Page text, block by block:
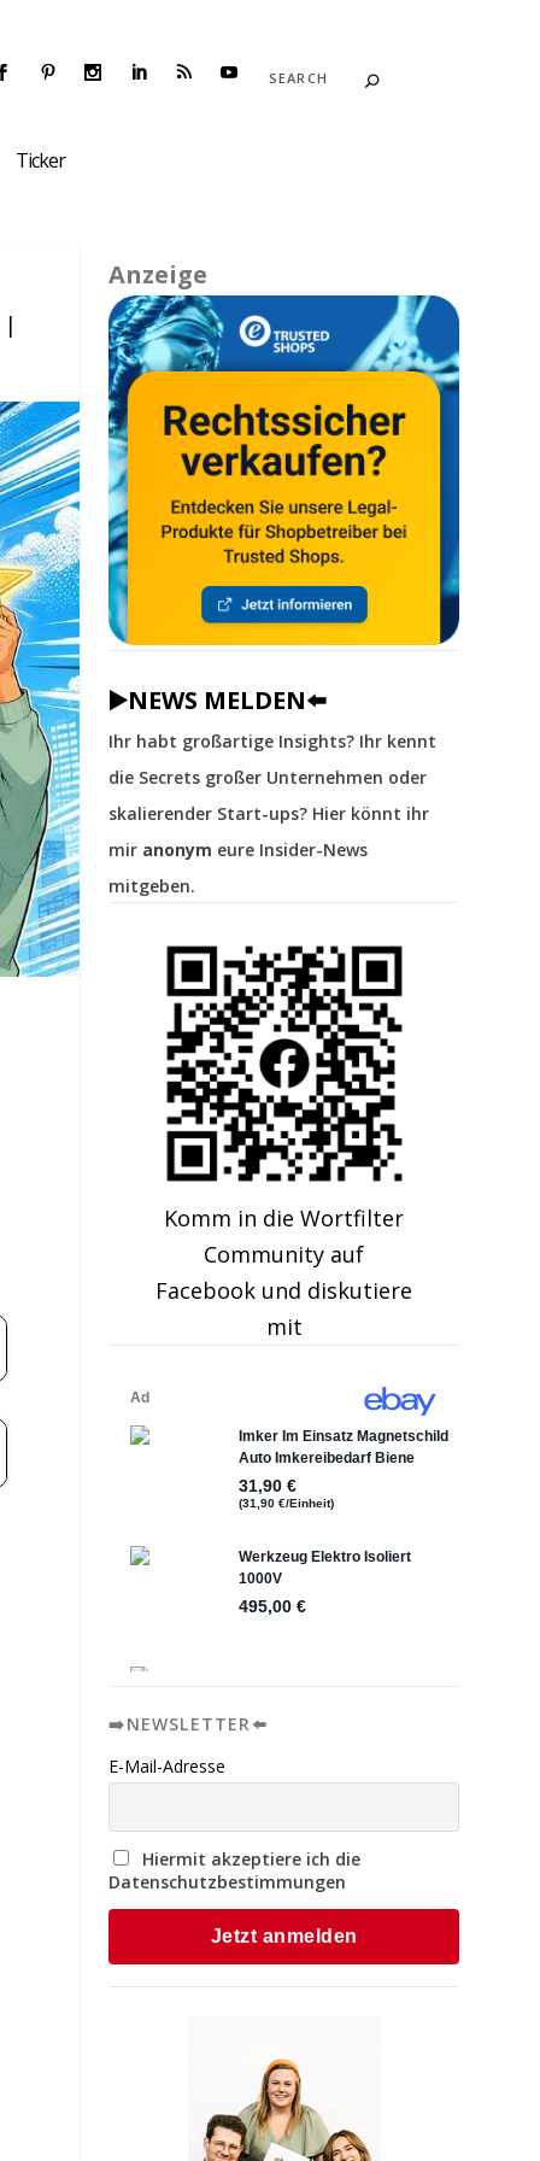
Ticker
Anzeige
▶️NEWS MELDEN⬅️
Ihr habt großartige Insights? Ihr kennt
die Secrets großer Unternehmen oder
skalierender Start-ups? Hier könnt ihr
mir anonym eure Insider-News
mitgeben.
Komm in die Wortfilter
Community auf
Facebook und diskutiere
mit
➡️NEWSLETTER⬅️
E-Mail-Adresse
Hiermit akzeptiere ich die
Datenschutzbestimmungen